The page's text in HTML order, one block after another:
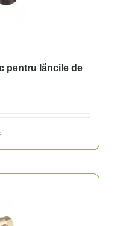
pentru lăncile de